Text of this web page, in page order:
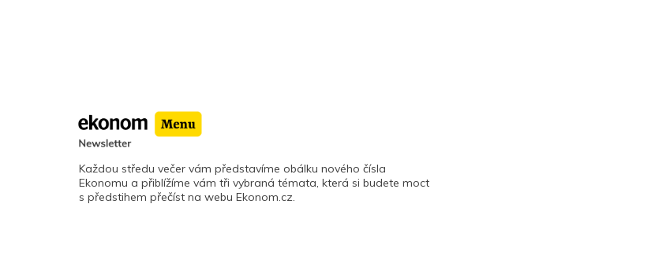
Každou středu večer vám představíme obálku nového čísla
Ekonomu a přiblížíme vám tři vybraná témata, která si budete moct
s předstihem přečíst na webu Ekonom.cz.